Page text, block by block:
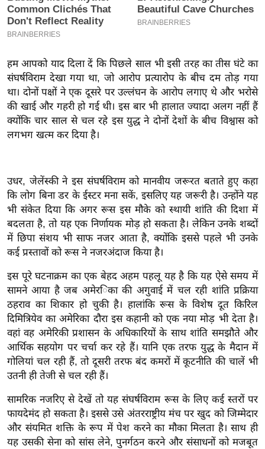
र
मि
सा
बे
मि
सा
ल
य
त
यं
ग
इं
या
सा
हि
त्य
ज
ग
त
ऑ
टो
व
र्ल्ड
हम आपको याद दिला दें कि पिछले साल भी इसी तरह का तीस घंटे का
संघर्षविराम देखा गया था, जो आरोप प्रत्यारोप के बीच दम तोड़ गया
था। दोनों पक्षों ने एक दूसरे पर उल्लंघन के आरोप लगाए थे और भरोसे
की खाई और गहरी हो गई थी। इस बार भी हालात ज्यादा अलग नहीं हैं
क्योंकि चार साल से चल रहे इस युद्ध ने दोनों देशों के बीच विश्वास को
लगभग खत्म कर दिया है।
उधर, जेलेंस्की ने इस संघर्षविराम को मानवीय जरूरत बताते हुए कहा
कि लोग बिना डर के ईस्टर मना सकें, इसलिए यह जरूरी है। उन्होंने यह
भी संकेत दिया कि अगर रूस इस मौके को स्थायी शांति की दिशा में
बदलता है, तो यह एक निर्णायक मोड़ हो सकता है। लेकिन उनके शब्दों
में छिपा संशय भी साफ नजर आता है, क्योंकि इससे पहले भी उनके
कई प्रस्तावों को रूस ने नजरअंदाज किया है।
इस पूरे घटनाक्रम का एक बेहद अहम पहलू यह है कि यह ऐसे समय में
सामने आया है जब अमेरिका की अगुवाई में चल रही शांति प्रक्रिया
ठहराव का शिकार हो चुकी है। हालांकि रूस के विशेष दूत किरिल
दिमित्रियेव का अमेरिका दौरा इस कहानी को एक नया मोड़ भी देता है।
वहां वह अमेरिकी प्रशासन के अधिकारियों के साथ शांति समझौते और
आर्थिक सहयोग पर चर्चा कर रहे हैं। यानि एक तरफ युद्ध के मैदान में
गोलियां चल रही हैं, तो दूसरी तरफ बंद कमरों में कूटनीति की चालें भी
उतनी ही तेजी से चल रही हैं।
सामरिक नजरिए से देखें तो यह संघर्षविराम रूस के लिए कई स्तरों पर
फायदेमंद हो सकता है। इससे उसे अंतरराष्ट्रीय मंच पर खुद को जिम्मेदार
और संयमित शक्ति के रूप में पेश करने का मौका मिलता है। साथ ही
यह उसकी सेना को सांस लेने, पुनर्गठन करने और संसाधनों को मजबूत